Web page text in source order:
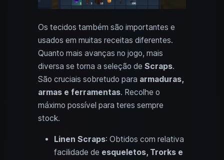
Os tecidos também são importantes e
usados em muitas receitas diferentes.
Quanto mais avanças no jogo, mais
diversa se torna a seleção de Scraps.
São cruciais sobretudo para armaduras,
armas e ferramentas. Recolhe o
máximo possível para teres sempre
stock.
Linen Scraps: Obtidos com relativa
facilidade de esqueletos, Trorks e